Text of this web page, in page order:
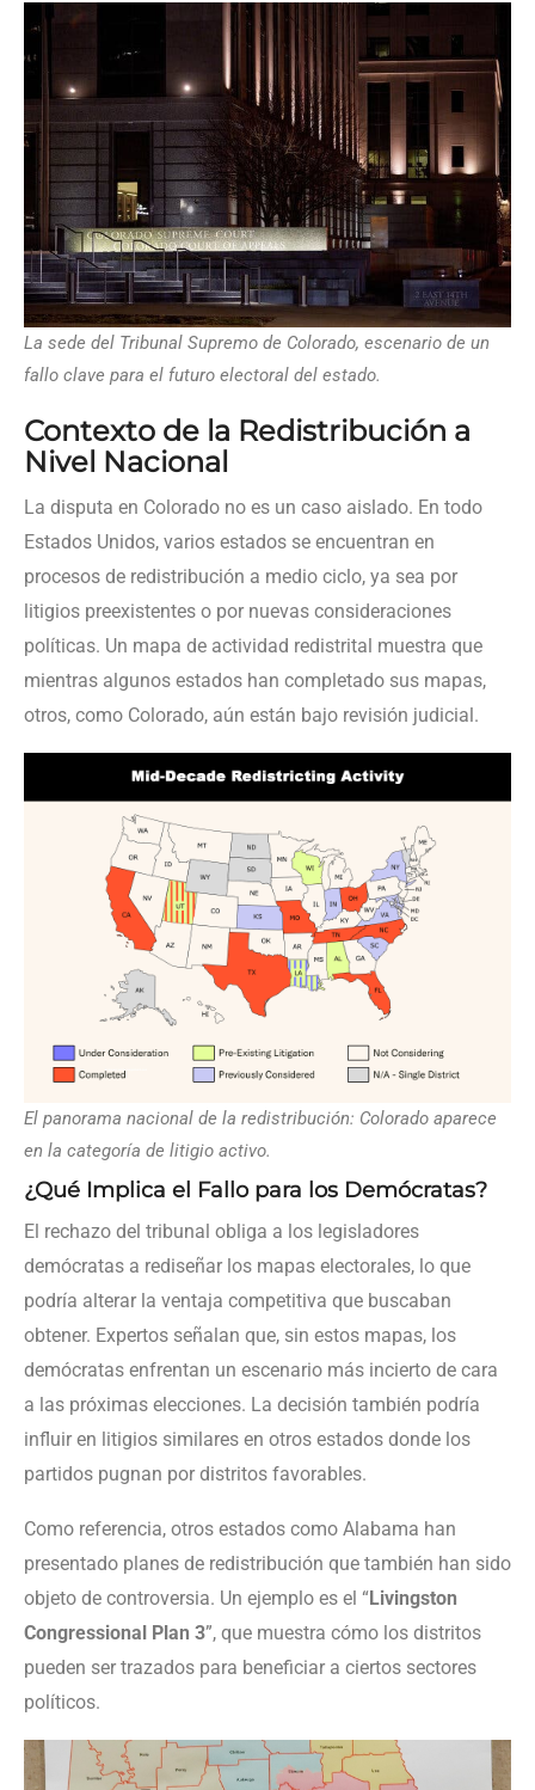
La sede del Tribunal Supremo de Colorado, escenario de un
fallo clave para el futuro electoral del estado.
Contexto de la Redistribución a
Nivel Nacional
La disputa en Colorado no es un caso aislado. En todo
Estados Unidos, varios estados se encuentran en
procesos de redistribución a medio ciclo, ya sea por
litigios preexistentes o por nuevas consideraciones
políticas. Un mapa de actividad redistrital muestra que
mientras algunos estados han completado sus mapas,
otros, como Colorado, aún están bajo revisión judicial.
El panorama nacional de la redistribución: Colorado aparece
en la categoría de litigio activo.
¿Qué Implica el Fallo para los Demócratas?
El rechazo del tribunal obliga a los legisladores
demócratas a rediseñar los mapas electorales, lo que
podría alterar la ventaja competitiva que buscaban
obtener. Expertos señalan que, sin estos mapas, los
demócratas enfrentan un escenario más incierto de cara
a las próximas elecciones. La decisión también podría
influir en litigios similares en otros estados donde los
partidos pugnan por distritos favorables.
Como referencia, otros estados como Alabama han
presentado planes de redistribución que también han sido
objeto de controversia. Un ejemplo es el “Livingston
Congressional Plan 3”, que muestra cómo los distritos
pueden ser trazados para beneficiar a ciertos sectores
políticos.